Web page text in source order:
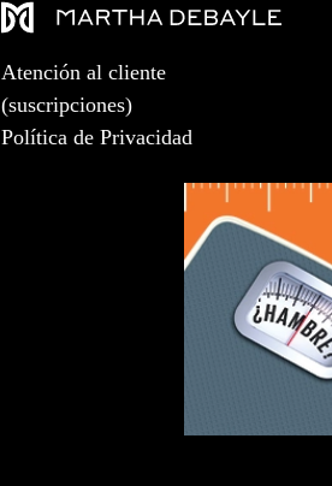
Atención al cliente
(suscripciones)
Política de Privacidad